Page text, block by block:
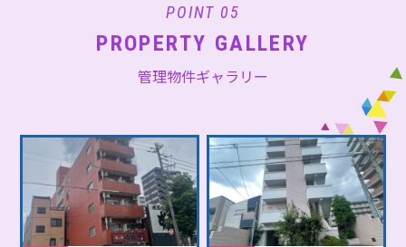
POINT 05
PROPERTY GALLERY
管理物件ギャラリー